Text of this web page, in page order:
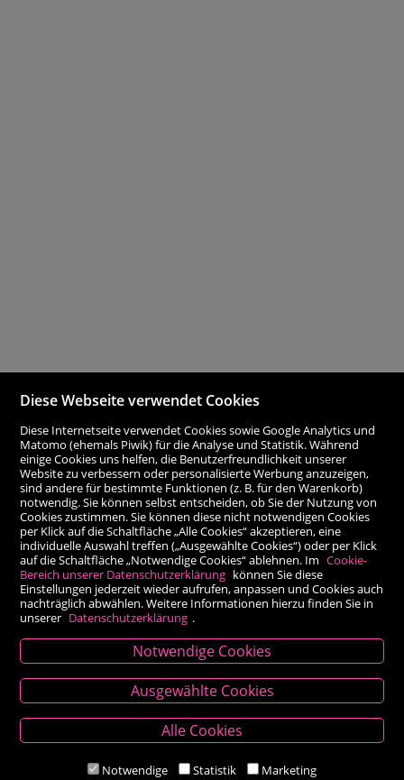
Kontakt
Besold Buch-Papier
Hauptplatz 14, 9300 St. Veit an der Glan
M:bestellung@besold.at
Diese Webseite verwendet Cookies
Diese Internetseite verwendet Cookies sowie Google Analytics und
Matomo (ehemals Piwik) für die Analyse und Statistik. Während
einige Cookies uns helfen, die Benutzerfreundlichkeit unserer
Website zu verbessern oder personalisierte Werbung anzuzeigen,
sind andere für bestimmte Funktionen (z. B. für den Warenkorb)
notwendig. Sie können selbst entscheiden, ob Sie der Nutzung von
Cookies zustimmen. Sie können diese nicht notwendigen Cookies
per Klick auf die Schaltfläche „Alle Cookies“ akzeptieren, eine
individuelle Auswahl treffen („Ausgewählte Cookies“) oder per Klick
auf die Schaltfläche „Notwendige Cookies“ ablehnen. Im Cookie-
Bereich unserer Datenschutzerklärung können Sie diese
Einstellungen jederzeit wieder aufrufen, anpassen und Cookies auch
nachträglich abwählen. Weitere Informationen hierzu finden Sie in
unserer Datenschutzerklärung .
Notwendige Cookies
Ausgewählte Cookies
Alle Cookies
Notwendige Statistik Marketing